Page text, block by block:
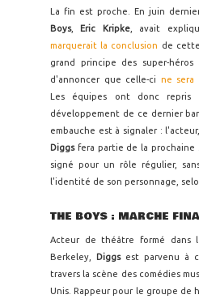
La fin est proche. En juin
Boys, Eric Kripke, avait
marquerait la conclusion de
grand principe des super-
d'annoncer que celle-ci ne sera
Les équipes ont donc
développement de ce dernier
embauche est à signaler :
Diggsfera partie de la prochaine
signé pour un rôle régulier,
l'identité de son personnage,
THE BOYS : MARCHE
Acteur de théâtre formé dans
Berkeley,
Diggsest parvenu à
travers la scène des comédies
Unis. Rappeur pour le groupe de